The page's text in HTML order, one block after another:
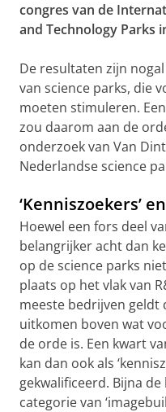
congres van de
and Technology Parks
De resultaten zijn
van science parks, die
moeten stimuleren.
zou daarom aan de
onderzoek van Van
Nederlandse science
‘Kenniszoekers’
Hoewel een fors deel
belangrijker acht dan
op de science parks
plaats op het vlak van
meeste bedrijven geldt
uitkomen boven wat
de orde is. Een kwart
kan dan ook als
gekwalificeerd. Bijna
categorie van